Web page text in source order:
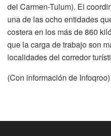
del Carmen-Tulum). El
una de las ocho entidades
costera en los más de 860
que la carga de trabajo son
localidades del corredor
(Con información de Infoqroo)